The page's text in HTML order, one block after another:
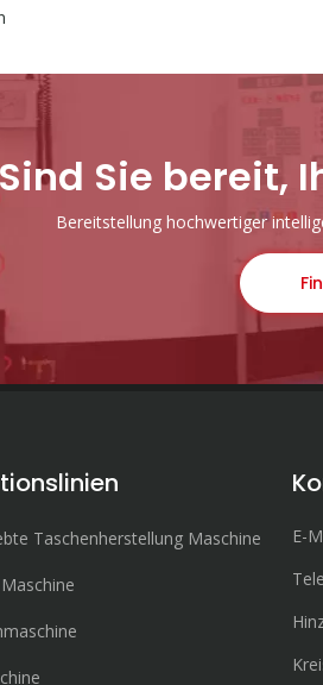
Sind Sie bereit,
Bereitstellung hochwertiger
Taschenherstellung Maschine E-